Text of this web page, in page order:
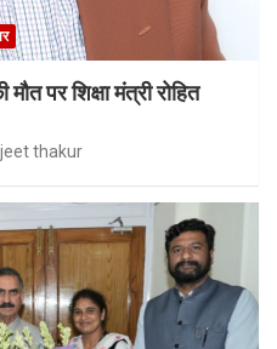
पर शिक्षा मंत्री रोहित
thakur